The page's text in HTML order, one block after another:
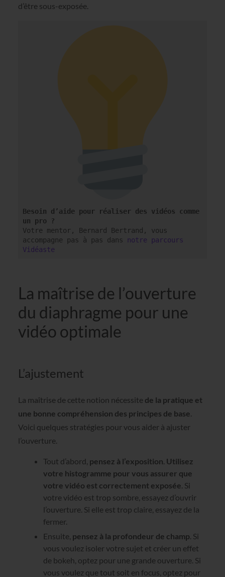
d’être sous-exposée.
Besoin d’aide pour réaliser des vidéos comme
un pro ?
Votre mentor, Bernard Bertrand, vous
accompagne pas à pas dans notre parcours
Vidéaste
La maîtrise de l’ouverture
du diaphragme pour une
vidéo optimale
L’ajustement
La maîtrise de cette notion nécessite de la pratique et
une bonne compréhension des principes de base
Voici quelques stratégies pour vous aider à ajuster
l’ouverture.
Tout d’abord, pensez à l’exposition Utilisez
votre histogramme pour vous assurer que
votre vidéo est correctement exposée . Si
votre vidéo est trop sombre, essayez d’ouvrir
l’ouverture. Si elle est trop claire, essayez de la
fermer.
Ensuite, pensez à la profondeur de champ . Si
vous voulez isoler votre sujet et créer un effet
de bokeh, optez pour une grande ouverture. Si
vous voulez que tout soit en focus, optez pour